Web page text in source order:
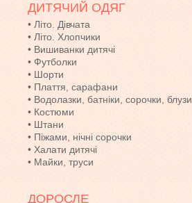
ДИТЯЧИЙ ОДЯГ
• Літо. Дівчата
• Літо. Хлопчики
• Вишиванки дитячі
• Футболки
• Шорти
• Плаття, сарафани
• Водолазки, батніки, сорочки, блузи
• Костюми
• Штани
• Піжами, нічні сорочки
• Халати дитячі
• Майки, труси
ДОРОСЛЕ